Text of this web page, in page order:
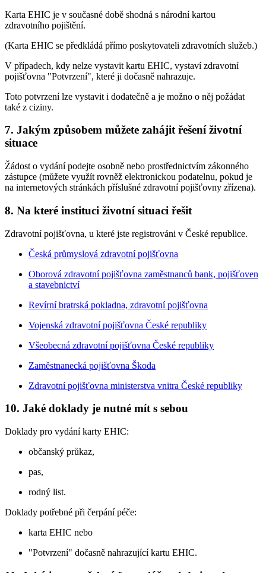
Karta EHIC je v současné době shodná s národní kartou
zdravotního pojištění.
(Karta EHIC se předkládá přímo poskytovateli zdravotních služeb.)
V případech, kdy nelze vystavit kartu EHIC, vystaví zdravotní
pojišťovna "Potvrzení", které ji dočasně nahrazuje.
Toto potvrzení lze vystavit i dodatečně a je možno o něj požádat
také z ciziny.
7. Jakým způsobem můžete zahájit řešení životní
situace
Žádost o vydání podejte osobně nebo prostřednictvím zákonného
zástupce (můžete využít rovněž elektronickou podatelnu, pokud je
na internetových stránkách příslušné zdravotní pojišťovny zřízena).
8. Na které instituci životní situaci řešit
Zdravotní pojišťovna, u které jste registrováni v České republice.
Česká průmyslová zdravotní pojišťovna
Oborová zdravotní pojišťovna zaměstnanců bank, pojišťoven
a stavebnictví
Revírní bratrská pokladna, zdravotní pojišťovna
Vojenská zdravotní pojišťovna České republiky
Všeobecná zdravotní pojišťovna České republiky
Zaměstnanecká pojišťovna Škoda
Zdravotní pojišťovna ministerstva vnitra České republiky
10. Jaké doklady je nutné mít s sebou
Doklady pro vydání karty EHIC:
občanský průkaz,
pas,
rodný list.
Doklady potřebné při čerpání péče:
karta EHIC nebo
"Potvrzení" dočasně nahrazující kartu EHIC.